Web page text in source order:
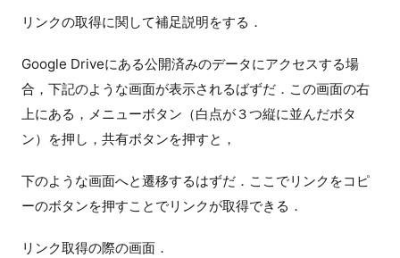
リンクの取得に関して補足説明をする．
Google Driveにある公開済みのデータにアクセスする場
合，下記のような画面が表示されるばずだ．この画面の右
上にある，メニューボタン（白点が３つ縦に並んだボタ
ン）を押し，共有ボタンを押すと，
下のような画面へと遷移するはずだ．ここでリンクをコピ
ーのボタンを押すことでリンクが取得できる．
リンク取得の際の画面．